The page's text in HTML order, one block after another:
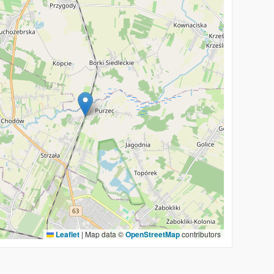
Leaflet | Map data ©OpenStreetMapcontributors